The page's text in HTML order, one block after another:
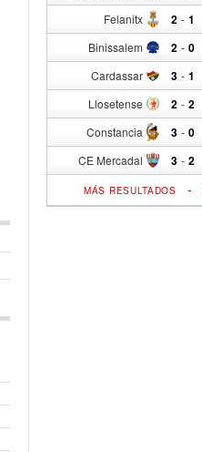
Felanitx 2 - 1
Binissalem 2 - 0
Cardassar 3 - 1
Llosetense 2 - 2
Constancia 3 - 0
CE Mercadal 3 - 2
MÁS RESULTADOS -